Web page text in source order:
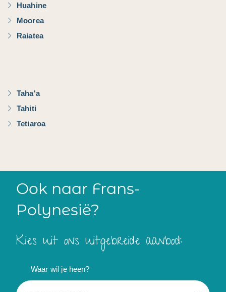
Huahine
Moorea
Raiatea
Taha'a
Tahiti
Tetiaroa
Ook naar Frans-
Polynesië?
Kies uit ons uitgebreide aanbod:
Waar wil je heen?